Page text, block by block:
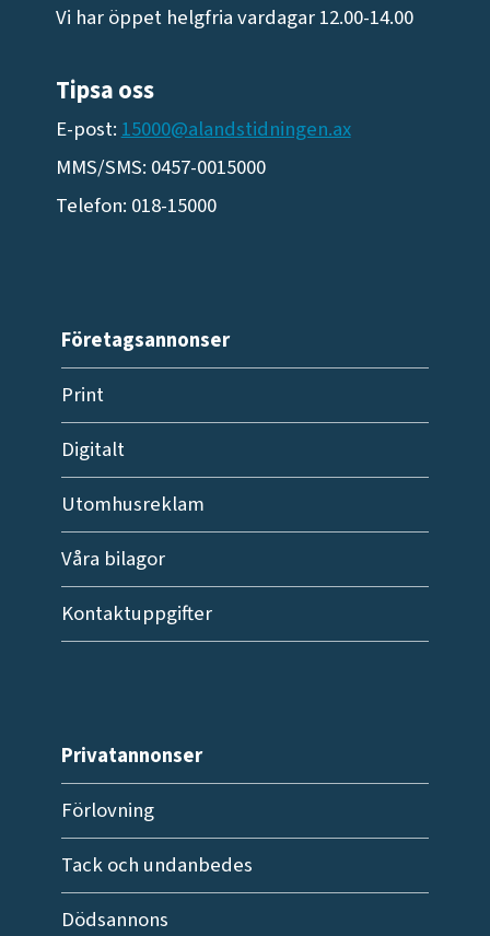
Vi har öppet helgfria vardagar 12.00-14.00
Tipsa oss
E-post:15000@alandstidningen.ax
MMS/SMS: 0457-0015000
Telefon: 018-15000
Företagsannonser
Print
Digitalt
Utomhusreklam
Våra bilagor
Kontaktuppgifter
Privatannonser
Förlovning
Tack och undanbedes
Dödsannons